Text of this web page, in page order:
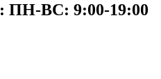
ВC: 9:00-19:00